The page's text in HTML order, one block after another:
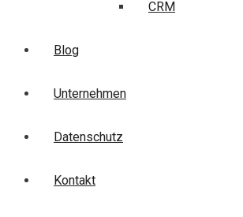
CRM
Blog
Unternehmen
Datenschutz
Kontakt